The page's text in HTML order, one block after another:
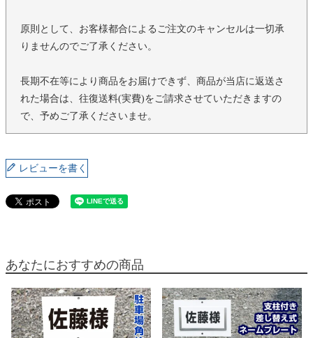
原則として、お客様都合によるご注文のキャンセルは一切承
りませんのでご了承ください。
長期不在等により商品をお届けできず、商品が当店に返送さ
れた場合は、往復送料(実費)をご請求させていただきますの
で、予めご了承くださいませ。
レビューを書く
あなたにおすすめの商品